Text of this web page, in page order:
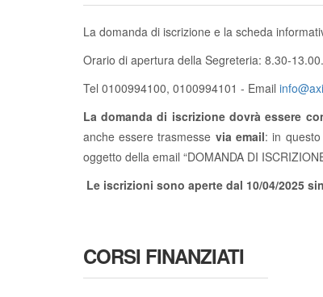
La domanda di iscrizione e la scheda
Orario di apertura della Segreteria: 8.30-13.00.
Tel 0100994100, 0100994101 - Email
La domanda di iscrizione dovrà essere
anche essere trasmesse via email: in
oggetto della email “DOMANDA DI
Le iscrizioni sono aperte dal 10/04/2025
CORSI FINANZIATI